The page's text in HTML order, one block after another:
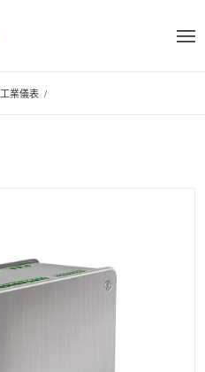
工業儀表 /